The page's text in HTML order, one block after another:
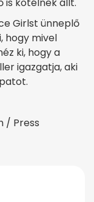
Girlst ünneplő
hogy mivel
ki, hogy a
igazgatja, aki
/ Press